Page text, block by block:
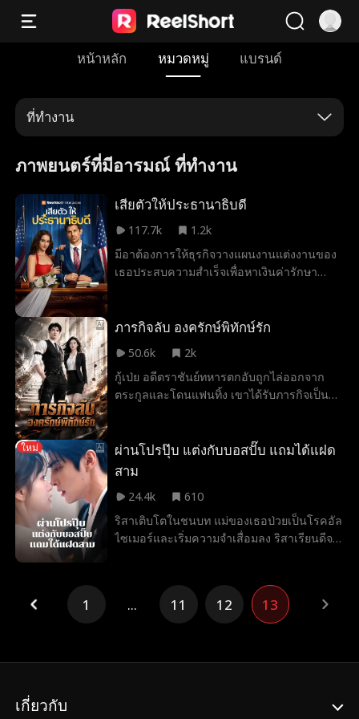
หน้าหลัก หมวดหมู่ แบรนด์
ที่ทำงาน
ภาพยนตร์ที่มีอารมณ์ ที่ทำงาน
เสียตัวให้ประธานาธิบดี
117.7k
1.2k
มีอาต้องการให้ธุรกิจวางแผนงานแต่งงานของ
เธอประสบความสำเร็จเพื่อหาเงินค่ารักษา
อย่างเอลี่ ธอร์น เธอจะต้องจัดการกับช่อดอกไม้
เธอพังทลาย
ภารกิจลับ องครักษ์พิทักษ์รัก
50.6k
2k
กู้เป่ย อดีตราชันย์ทหารตกอับถูกไล่ออกจาก
ตระกูลและโดนแฟนทิ้ง เขาได้รับภารกิจเป็น
ต้องซ่อนตัวตน ปกป้องเธอจากคนทรยศ และ
สยบศัตรูเพื่อคว้าหัวใจเธอมาครอง
ใหม่
ผ่านโปรปุ๊บ แต่งกับบอสปั๊บ แถมได้แฝด
สาม
24.4k
610
ริสาเติบโตในชนบท แม่ของเธอป่วยเป็นโรคอัล
ไซเมอร์และเริ่มความจำเสื่อมลง ริสาเรียนดีจน
โหดร้าย เธอถูกบีบคั้นในที่ทำงานเพราะไม่มี
เส้นสายทำให้ผ่านโปรยาก ในตอนที่ชีวิตกำลัง
ย่ำแย่และแม่กำลังจะลืมเธอ ริสาดันไปมีอะไร
ว่าผ่านโปร เธอเกลียดตัวเองที่เอาตัวเข้าแลกจึง
1 ... 11 12 13
เกี่ยวกับ